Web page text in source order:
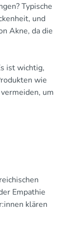
Typische
und
Akne, da die
ist wichtig,
wie
um
Empathie
klären